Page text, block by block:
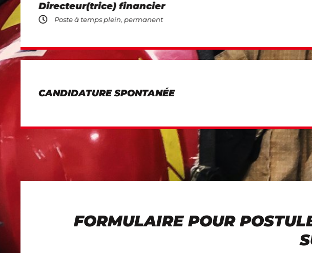
Directeur(trice) financier
Poste à temps plein, permanent
CANDIDATURE SPONTANÉE
FORMULAIRE POUR